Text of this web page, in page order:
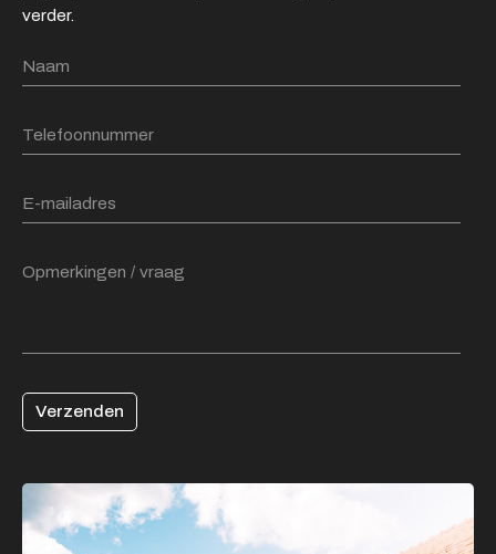
verder.
Verzenden